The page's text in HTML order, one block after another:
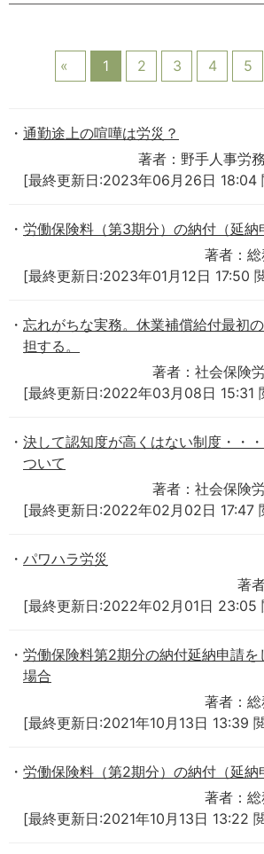
1
2 3 4 5
通勤途上の喧嘩は労災？
著者：野手人事労
[最終更新日:2023年06月26日 18:04
労働保険料（第3期分）の納付（延納
著者：
[最終更新日:2023年01月12日 17:50
忘れがちな実務。休業補償給付最初
担する。
著者：社会保険
[最終更新日:2022年03月08日 15:31
決して認知度が高くはない制度・・
ついて
著者：社会保険
[最終更新日:2022年02月02日 17:47
パワハラ労災
著
[最終更新日:2022年02月01日 23:05
労働保険料第2期分の納付延納申請を
場合
著者：
[最終更新日:2021年10月13日 13:39
労働保険料（第2期分）の納付（延納
著者：
[最終更新日:2021年10月13日 13:22